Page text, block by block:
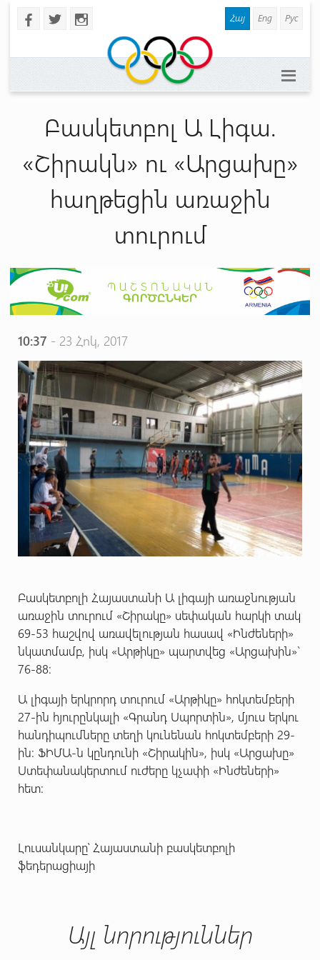
b a x Հայ Eng Рус
Բասկետբոլ Ա Լիգա.
«Շիրակն» ու «Արցախը»
հաղթեցին առաջին
տուրում
10:37 - 23 Հոկ, 2017
Բասկետբոլի Հայաստանի Ա լիգայի առաջնության
առաջին տուրում «Շիրակը» սեփական հարկի տակ
69-53 հաշվով առավելության հասավ «Ինժեների»
նկատմամբ, իսկ «Արթիկը» պարտվեց «Արցախին»`
76-88:
Ա լիգայի երկրորդ տուրում «Արթիկը» հոկտեմբերի
27-ին հյուրընկալի «Գրանդ Սպորտին», մյուս երկու
հանդիպումները տեղի կունենան հոկտեմբերի 29-
ին: ՖԻՄԱ-ն կընդունի «Շիրակին», իսկ «Արցախը»
Ստեփանակերտում ուժերը կչափի «Ինժեների»
հետ:
Լուսանկարը՝ Հայաստանի բասկետբոլի
ֆեդերացիայի
Այլ նորություններ